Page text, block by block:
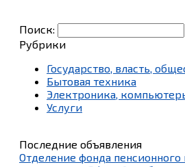
Поиск:
Рубрики
Государство, власть,
Бытовая техника
Электроника,
Услуги
Последние объявления
Отделение фонда пенсионного